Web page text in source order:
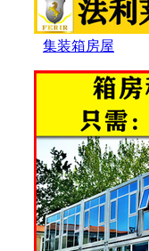
集装箱房屋